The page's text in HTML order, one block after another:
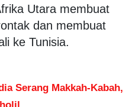
Utara membuat
dan membuat
ke Tunisia.
Serang Makkah-Kabah,